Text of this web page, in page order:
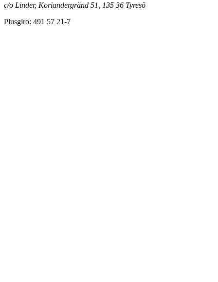
c/o Linder, Koriandergränd 51, 135 36 Tyresö
Plusgiro: 491 57 21-7